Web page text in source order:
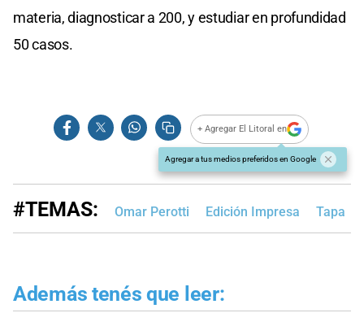
materia, diagnosticar a 200, y estudiar en profundidad
50 casos.
+ Agregar El Litoral en
Agregar a tus medios preferidos en Google
#TEMAS: Omar Perotti Edición Impresa Tapa
Además tenés que leer: